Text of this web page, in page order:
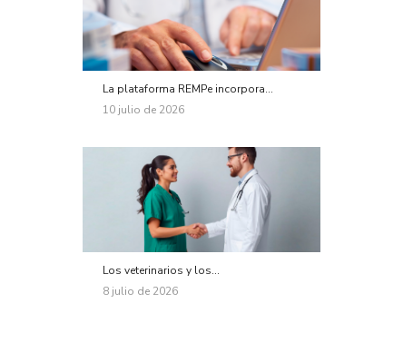
La plataforma REMPe incorpora...
10 julio de 2026
Los veterinarios y los...
8 julio de 2026